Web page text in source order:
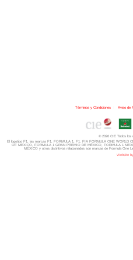
Términos y Condiciones| Aviso de
© 2026 CIE Todos los
El logotipo F1, las marcas F1, FORMULA 1, F1, FIA FORMULA ONE WORLD
OF MEXICO, FORMULA 1 GRAN PREMIO DE MÉXICO, FORMULA 1
MÉXICO y otros distintivosrelacionados son marcas de Formula One
Website